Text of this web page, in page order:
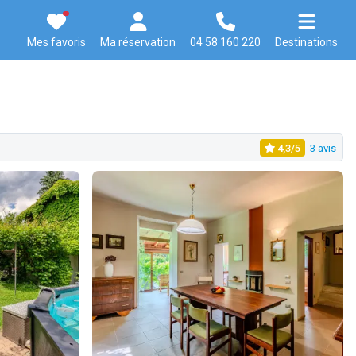
Mes favoris Ma réservation 04 58 160 220 Destinations
4,3/5 3 avis